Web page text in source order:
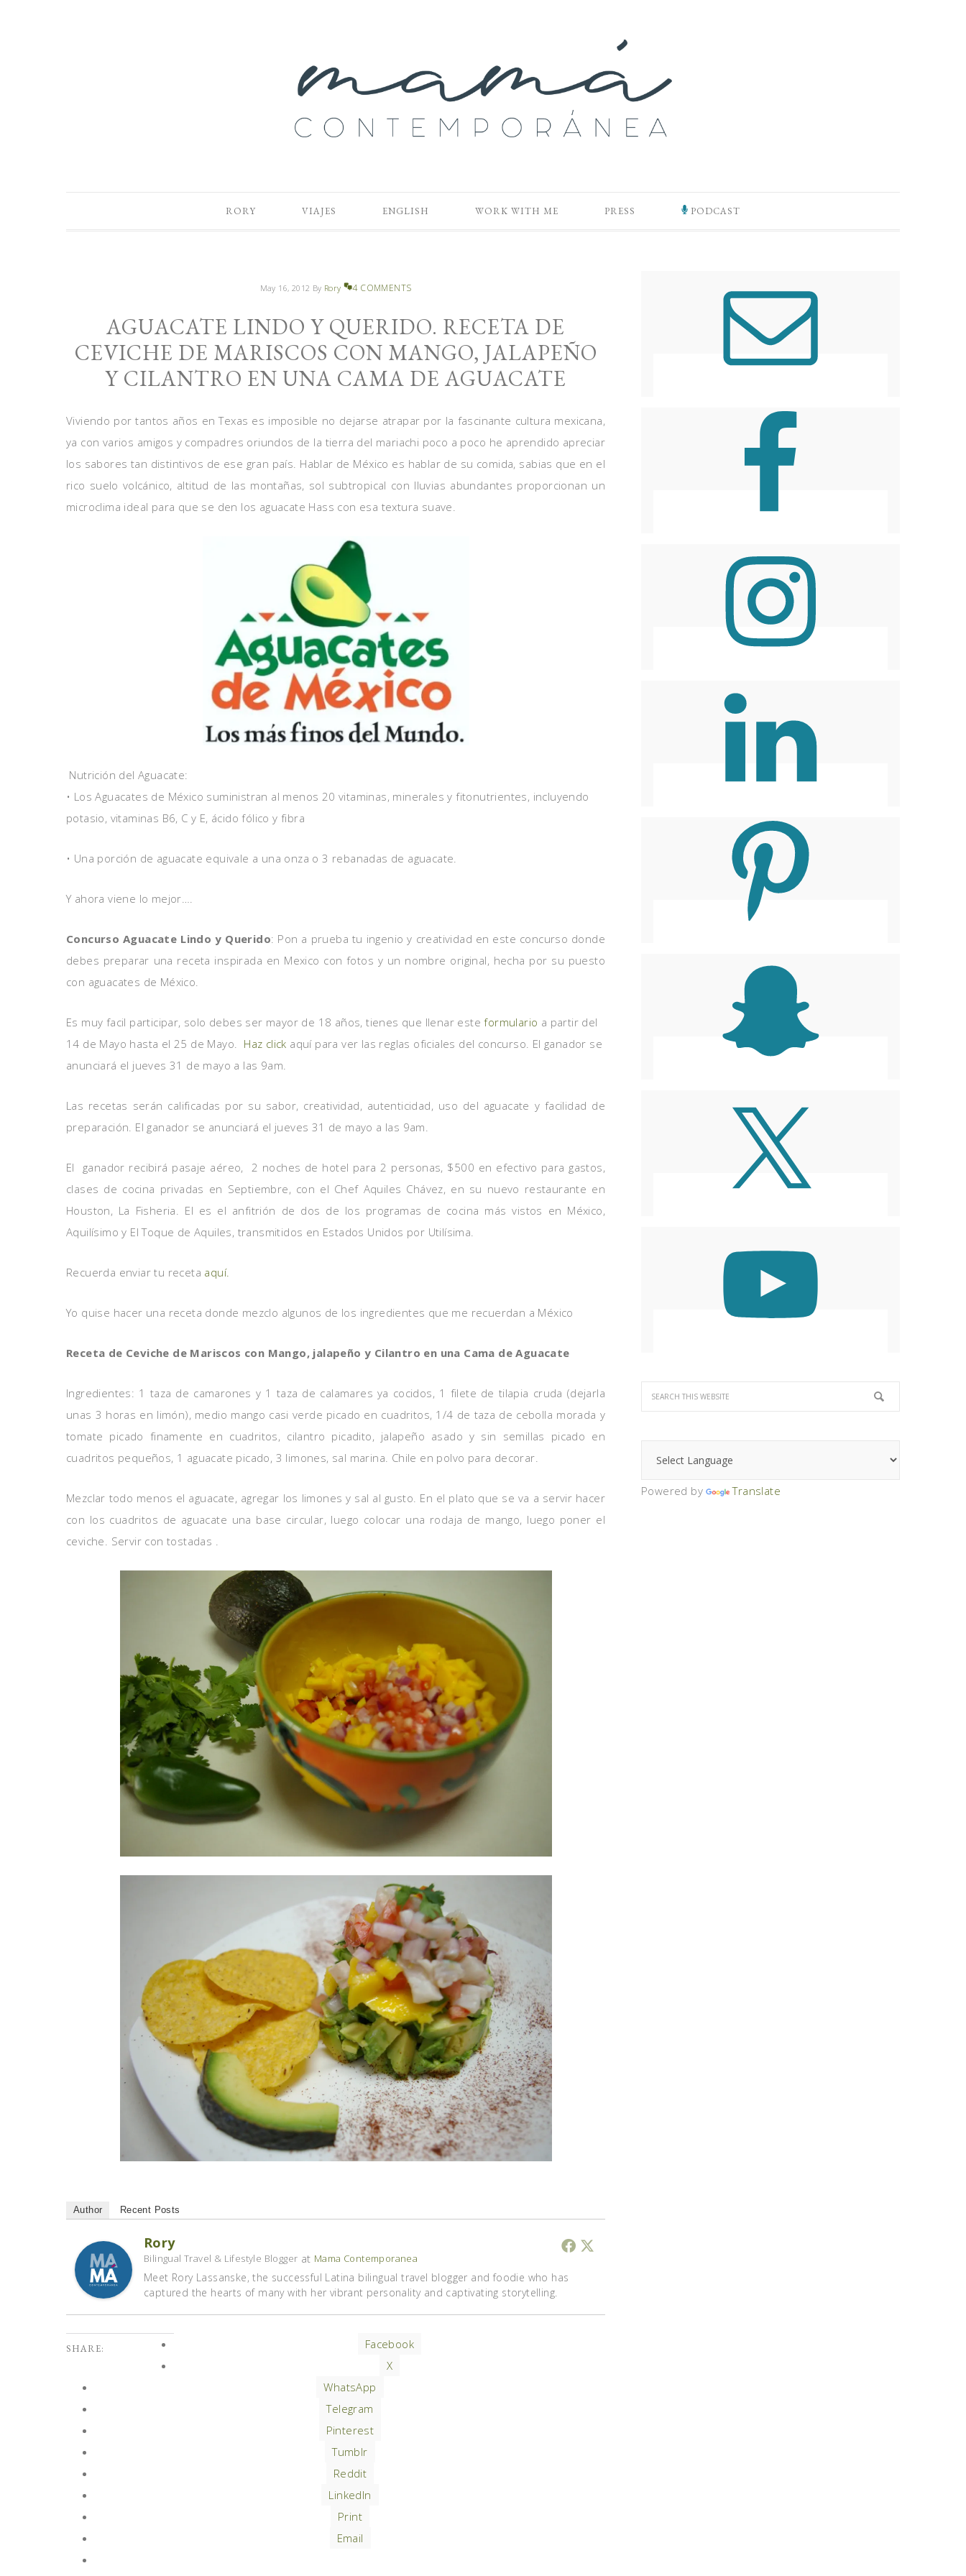
RORY VIAJES ENGLISH WORK WITH ME PRESS PODCAST
May 16, 2012 By Rory 4 COMMENTS
AGUACATE LINDO Y QUERIDO. RECETA DE
CEVICHE DE MARISCOS CON MANGO, JALAPEÑO
Y CILANTRO EN UNA CAMA DE AGUACATE
Viviendo por tantos años en Texas es imposible no dejarse atrapar por la fascinante cultura mexicana,
ya con varios amigos y compadres oriundos de la tierra del mariachi poco a poco he aprendido apreciar
los sabores tan distintivos de ese gran país. Hablar de México es hablar de su comida, sabias que en el
rico suelo volcánico, altitud de las montañas, sol subtropical con lluvias abundantes proporcionan un
microclima ideal para que se den los aguacate Hass con esa textura suave.
Nutrición del Aguacate:
• Los Aguacates de México suministran al menos 20 vitaminas, minerales y fitonutrientes, incluyendo
potasio, vitaminas B6, C y E, ácido fólico y fibra
• Una porción de aguacate equivale a una onza o 3 rebanadas de aguacate.
Y ahora viene lo mejor….
Concurso Aguacate Lindo y Querido: Pon a prueba tu ingenio y creatividad en este concurso donde
debes preparar una receta inspirada en Mexico con fotos y un nombre original, hecha por su puesto
con aguacates de México.
Es muy facil participar, solo debes ser mayor de 18 años, tienes que llenar esteformulario a partir del
14 de Mayo hasta el 25 de Mayo. Haz click aquí para ver las reglas oficiales del concurso. El ganador se
anunciará el jueves 31 de mayo a las 9am.
Las recetas serán calificadas por su sabor, creatividad, autenticidad, uso del aguacate y facilidad de
preparación. El ganador se anunciará el jueves 31 de mayo a las 9am.
El ganador recibirá pasaje aéreo, 2 noches de hotel para 2 personas, $500 en efectivo para gastos,
clases de cocina privadas en Septiembre, con el Chef Aquiles Chávez, en su nuevo restaurante en
Houston, La Fisheria. El es el anfitrión de dos de los programas de cocina más vistos en México,
Aquilísimo y El Toque de Aquiles, transmitidos en Estados Unidos por Utilísima.
Recuerda enviar tu receta aquí.
Yo quise hacer una receta donde mezclo algunos de los ingredientes que me recuerdan a México
Receta de Ceviche de Mariscos con Mango, jalapeño y Cilantro en una Cama de Aguacate
Ingredientes: 1 taza de camarones y 1 taza de calamares ya cocidos, 1 filete de tilapia cruda (dejarla
unas 3 horas en limón), medio mango casi verde picado en cuadritos, 1/4 de taza de cebolla morada y
tomate picado finamente en cuadritos, cilantro picadito, jalapeño asado y sin semillas picado en
cuadritos pequeños, 1 aguacate picado, 3 limones, sal marina. Chile en polvo para decorar.
Mezclar todo menos el aguacate, agregar los limones y sal al gusto. En el plato que se va a servir hacer
con los cuadritos de aguacate una base circular, luego colocar una rodaja de mango, luego poner el
ceviche. Servir con tostadas .
Author Recent Posts
Rory
Bilingual Travel & Lifestyle Blogger at Mama Contemporanea
Meet Rory Lassanske, the successful Latina bilingual travel blogger and foodie who has
captured the hearts of many with her vibrant personality and captivating storytelling.
SHARE:
Facebook
X
WhatsApp
Telegram
Pinterest
Tumblr
Reddit
LinkedIn
Print
Email
Powered by Translate